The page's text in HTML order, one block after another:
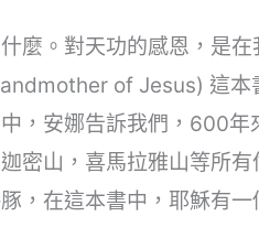
麼。對天功的感恩，是
of Jesus) 這本
，安娜告訴我們，600
密山，喜馬拉雅山等所
，在這本書中，耶穌有